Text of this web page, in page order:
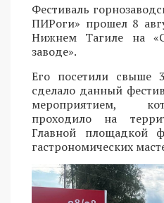
Фестиваль
ПИРоги» прошел 8
Нижнем Тагиле на
заводе».
Его посетили свыше
сделало данный
мероприятием,
проходило на
Главной площадкой
гастрономических